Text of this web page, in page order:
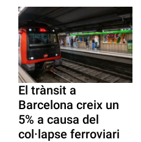
El trànsit a
Barcelona creix un
5% a causa del
col·lapse ferroviari